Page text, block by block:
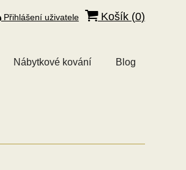
Přihlášení uživatele Košík (0)
Nábytkové kování Blog